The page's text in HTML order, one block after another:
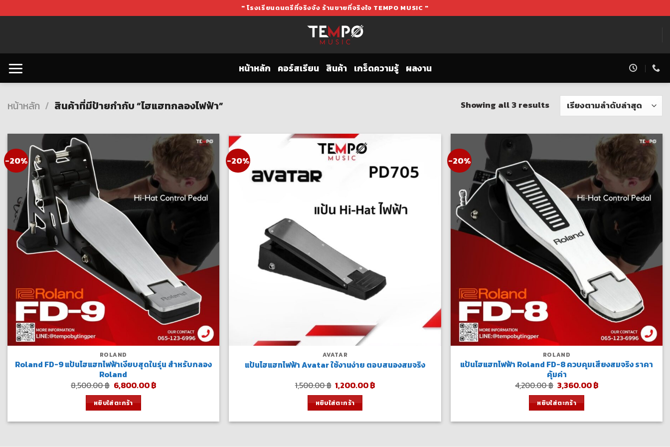
to
" โรงเรียนดนตรีที่จริงจัง ร้านขายที่จริงใจ TEMPO MUSIC "
หน้าหลัก คอร์สเรียน สินค้า เกร็ดความรู้ ผลงาน
หน้าหลัก / สินค้าที่มีป้ายกำกับ “ไฮแฮทกลองไฟฟ้า” Showing all 3 results
-20%
ROLAND
Roland FD-9 แป้นไฮแฮทไฟฟ้าเงียบสุดในรุ่น สำหรับกลอง
Roland
8,500.00฿ Original
price
was:
8,500.00 ฿.
6,800.00฿Current
หยิบใส่ตะกร้า
-20%
AVATAR
แป้นไฮแฮทไฟฟ้า Avatar ใช้งานง่าย ตอบสนองสมจริง
1,500.00฿ Original
price
was:
1,500.00 ฿.
1,200.00฿Current
หยิบใส่ตะกร้า
-20%
ROLAND
แป้นไฮแฮทไฟฟ้า Roland FD-8 ควบคุมเสียงสมจริง ราคา
คุ้มค่า
4,200.00฿ Original
price
was:
4,200.00 ฿.
3,360.00฿Current
หยิบใส่ตะกร้า